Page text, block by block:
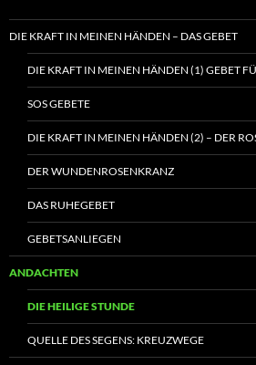
DIE KRAFT IN MEINEN HÄNDEN – DAS GEBET
DIE KRAFT IN MEINEN HÄNDEN (1) GEBET
SOS GEBETE
DIE KRAFT IN MEINEN HÄNDEN (2) – DER
DER WUNDENROSENKRANZ
DAS RUHEGEBET
GEBETSANLIEGEN
ANDACHTEN
DIE HEILIGE STUNDE
QUELLE DES SEGENS: KREUZWEGE